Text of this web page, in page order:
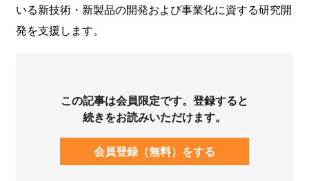
いる新技術・新製品の開発および事業化に資する研究開
発を支援します。
この記事は会員限定です。登録すると
続きをお読みいただけます。
会員登録（無料）をする